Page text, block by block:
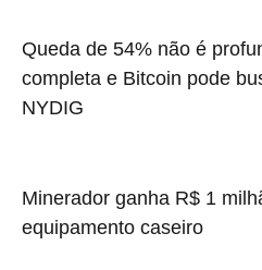
Queda de 54% não é
completa e Bitcoin pode
NYDIG
Minerador ganha R$ 1
equipamento caseiro